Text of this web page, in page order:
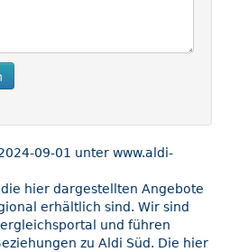
09-01 unter www.aldi-
hier dargestellten Angebote
erhältlich sind. Wir sind
und führen
zu Aldi Süd. Die hier